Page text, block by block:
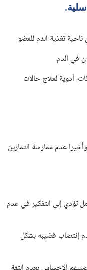
تغذية الدم للعضو
في الدم.
أدوية لعلاج حالات
عدم ممارسة التمارين
تؤدي إلى التفكير في عدم
إنتصاب قضيبه بشكل